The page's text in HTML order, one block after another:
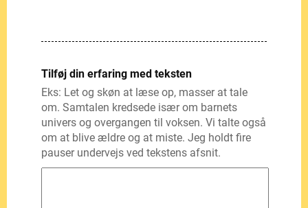
Tilføj din erfaring med teksten
Eks: Let og skøn at læse op, masser at tale
om. Samtalen kredsede især om barnets
univers og overgangen til voksen. Vi talte også
om at blive ældre og at miste. Jeg holdt fire
pauser undervejs ved tekstens afsnit.